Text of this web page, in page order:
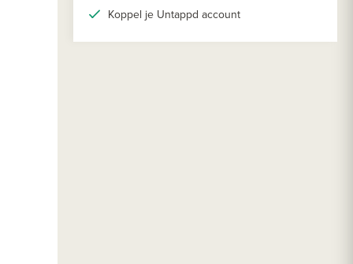
Koppel je Untappd account